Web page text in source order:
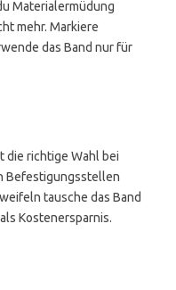
Materialermüdung
mehr. Markiere
das Band nur für
die richtige Wahl bei
Befestigungsstellen
tausche das Band
Kostenersparnis.